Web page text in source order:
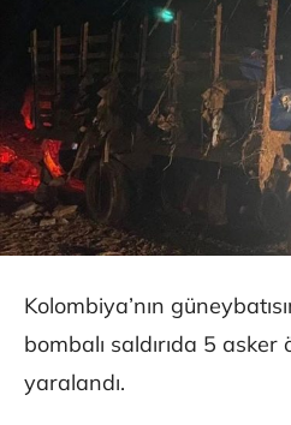
Kolombiya’nın
bombalı saldırıda 5 asker
yaralandı.